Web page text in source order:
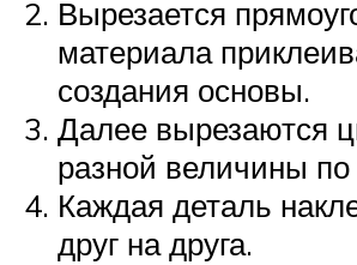
Вырезается
материала
создания основы.
Далее вырезаются
разной величины
Каждая деталь
друг на друга.